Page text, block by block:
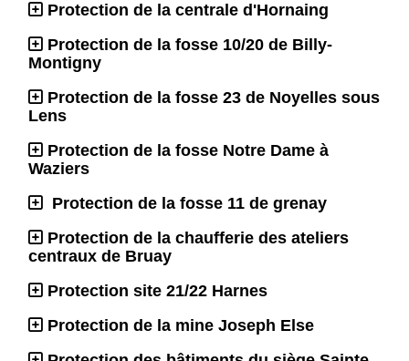
Protection de la centrale d'Hornaing
Protection de la fosse 10/20 de Billy-
Montigny
Protection de la fosse 23 de Noyelles sous
Lens
Protection de la fosse Notre Dame à
Waziers
Protection de la fosse 11 de grenay
Protection de la chaufferie des ateliers
centraux de Bruay
Protection site 21/22 Harnes
Protection de la mine Joseph Else